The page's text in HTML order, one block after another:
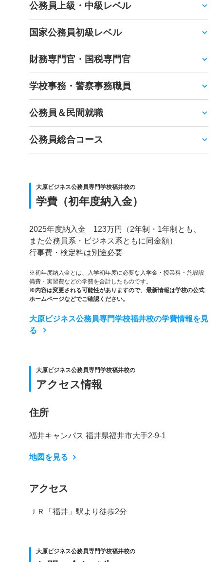
公務員上級・中級レベル
国家公務員初級レベル
財務専門官・国税専門官
学校事務・警察事務職員
公務員＆民間就職
公務員総合コース
大原ビジネス公務員専門学校福井校の
学費（初年度納入金）
2025年度納入金 123万円（2年制・1年制とも、
また公務員系・ビジネス系ともに同金額）
行事費・検定料は別途必要
※初年度納入金とは、入学初年度に必要な入学金・授業料・施設設
備費・実習費などの学費を合計したものです。
※内容は変更される可能性がありますので、最新情報は学校の公式
ホームページなどでご確認ください。
大原ビジネス公務員専門学校福井校の学費情報を見
る
大原ビジネス公務員専門学校福井校の
アクセス情報
住所
福井キャンパス 福井県福井市大手2-9-1
地図を見る
アクセス
ＪＲ「福井」駅より徒歩2分
大原ビジネス公務員専門学校福井校の